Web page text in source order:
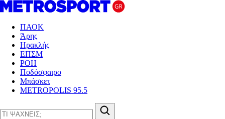
ΠΑΟΚ
Άρης
Ηρακλής
ΕΠΣΜ
ΡΟΗ
Ποδόσφαιρο
Μπάσκετ
METROPOLIS 95.5